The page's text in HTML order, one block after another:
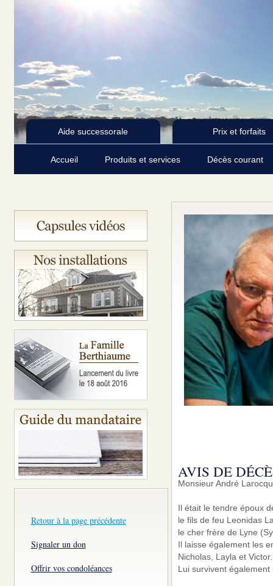
Aide successorale Prix et forfaits
Accueil Produits et services Décès courant
Retour à la page précédente
Signaler un don
Offrir vos condoléances
AVIS DE
Monsieur André
Il était le tendre époux
le fils de feu Leonidas
le cher frère de Lyne
Il laisse également les
Nicholas, Layla et Victor.
Lui survivent